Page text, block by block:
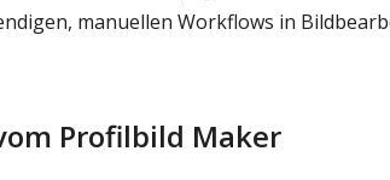
manuellen Workflows in
Profilbild Maker